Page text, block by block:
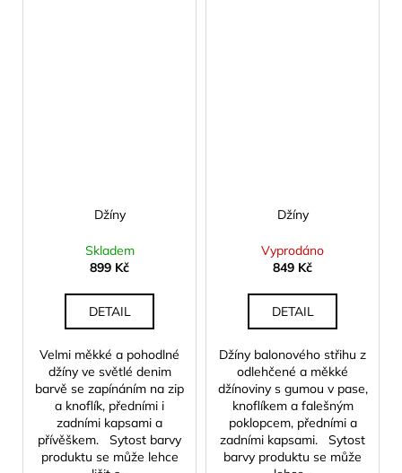
Džíny
Skladem
899 Kč
DETAIL
Velmi měkké a pohodlné
džíny ve světlé denim
barvě se zapínáním na zip
a knoflík, předními i
zadními kapsami a
přívěškem. Sytost barvy
produktu se může lehce
Džíny
Vyprodáno
849 Kč
DETAIL
Džíny balonového střihu z
odlehčené a měkké
džínoviny s gumou v pase,
knoflíkem a falešným
poklopcem, předními a
zadními kapsami. Sytost
barvy produktu se může